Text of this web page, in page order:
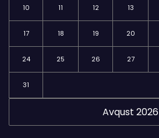
Avqust 2026
10 11 12 13
17 18 19 20
24 25 26 27
31